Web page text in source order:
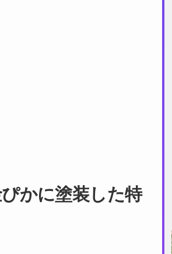
かに塗装した特